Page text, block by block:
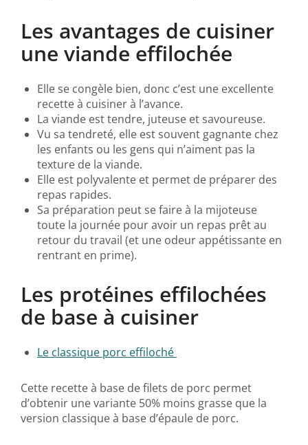
Les avantages de cuisiner
une viande effilochée
Elle se congèle bien, donc c’est une excellente
recette à cuisiner à l’avance.
La viande est tendre, juteuse et savoureuse.
Vu sa tendreté, elle est souvent gagnante chez
les enfants ou les gens qui n’aiment pas la
texture de la viande.
Elle est polyvalente et permet de préparer des
repas rapides.
Sa préparation peut se faire à la mijoteuse
toute la journée pour avoir un repas prêt au
retour du travail (et une odeur appétissante en
rentrant en prime).
Les protéines effilochées
de base à cuisiner
Le classique porc effiloché
Cette recette à base de filets de porc permet
d’obtenir une variante 50% moins grasse que la
version classique à base d’épaule de porc.